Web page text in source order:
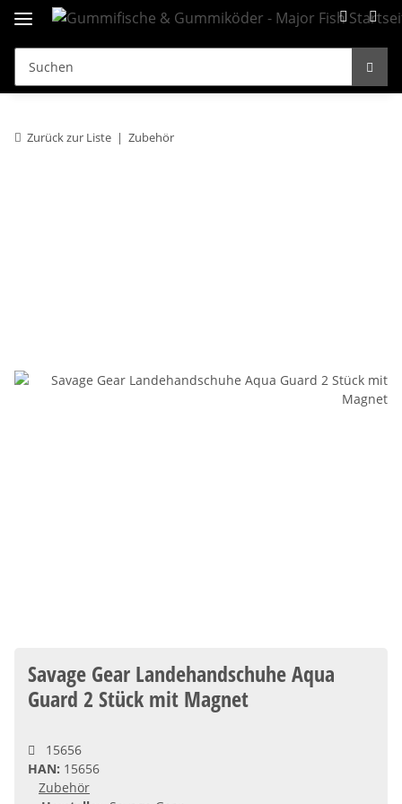
Zurück zur Liste Zubehör
Savage Gear Landehandschuhe Aqua
Guard 2 Stück mit Magnet
15656
HAN: 15656
Zubehör